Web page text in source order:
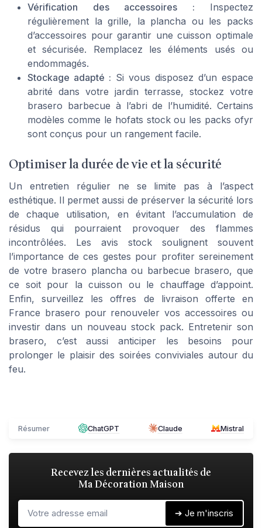
Vérification des accessoires : Inspectez
régulièrement la grille, la plancha ou les packs
d’accessoires pour garantir une cuisson optimale
et sécurisée. Remplacez les éléments usés ou
endommagés.
Stockage adapté : Si vous disposez d’un espace
abrité dans votre jardin terrasse, stockez votre
brasero barbecue à l’abri de l’humidité. Certains
modèles comme le hofats stock ou les packs ofyr
sont conçus pour un rangement facile.
Optimiser la durée de vie et la sécurité
Un entretien régulier ne se limite pas à l’aspect
esthétique. Il permet aussi de préserver la sécurité lors
de chaque utilisation, en évitant l’accumulation de
résidus qui pourraient provoquer des flammes
incontrôlées. Les avis stock soulignent souvent
l’importance de ces gestes pour profiter sereinement
de votre brasero plancha ou barbecue brasero, que
ce soit pour la cuisson ou le chauffage d’appoint.
Enfin, surveillez les offres de livraison offerte en
France brasero pour renouveler vos accessoires ou
investir dans un nouveau stock pack. Entretenir son
brasero, c’est aussi anticiper les besoins pour
prolonger le plaisir des soirées conviviales autour du
feu.
Résumer ChatGPT Claude Mistral
Recevez les dernières actualités de
Ma Décoration Maison
➔ Je m'inscris